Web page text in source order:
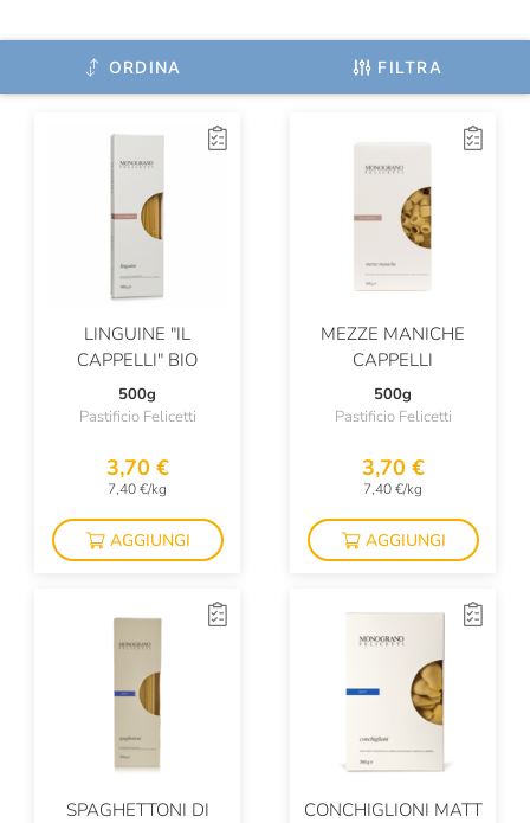
ORDINA FILTRA
LINGUINE "IL
CAPPELLI" BIO
500g
Pastificio Felicetti
3,70 €
7,40 €/kg
AGGIUNGI
MEZZE MANICHE
CAPPELLI
500g
Pastificio Felicetti
3,70 €
7,40 €/kg
AGGIUNGI
SPAGHETTONI DI
CONCHIGLIONI MATT